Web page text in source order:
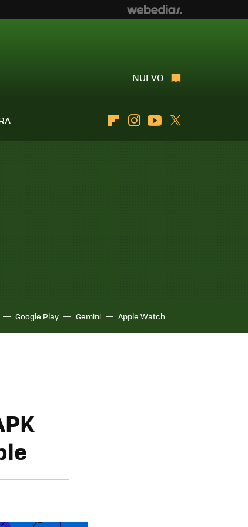
NUEVO
FlipboardInstagramYoutube
Google Play Gemini Apple Watch